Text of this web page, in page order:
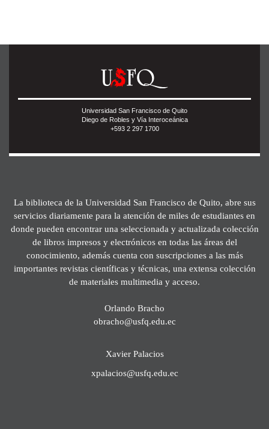
Universidad San Francisco de Quito
Diego de Robles y Vía Interoceánica
+593 2 297 1700
La biblioteca de la Universidad San Francisco de Quito, abre sus
servicios diariamente para la atención de miles de estudiantes en
donde pueden encontrar una seleccionada y actualizada colección
de libros impresos y electrónicos en todas las áreas del
conocimiento, además cuenta con suscripciones a las más
importantes revistas científicas y técnicas, una extensa colección
de materiales multimedia y acceso.
Orlando Bracho
obracho@usfq.edu.ec
Xavier Palacios
xpalacios@usfq.edu.ec